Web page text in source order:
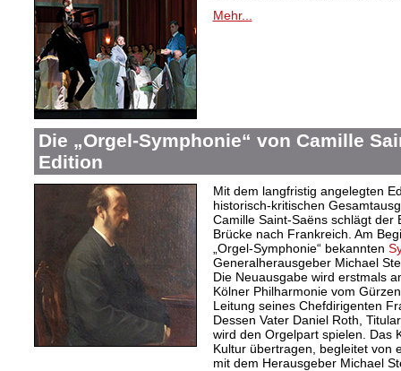
Mehr...
Die „Orgel-Symphonie“ von Camille
Edition
Mit dem langfristig angelegten
historisch-kritischen
Camille Saint-Saëns schlägt der
Brücke nach Frankreich. Am
„Orgel-Symphonie“ bekannten
Generalherausgeber Michael
Die Neuausgabe wird erstmals
Kölner Philharmonie vom
Leitung seines Chefdirigenten
Dessen Vater Daniel Roth,
wird den Orgelpart spielen. Das
Kultur übertragen, begleitet von
mit dem Herausgeber Michael